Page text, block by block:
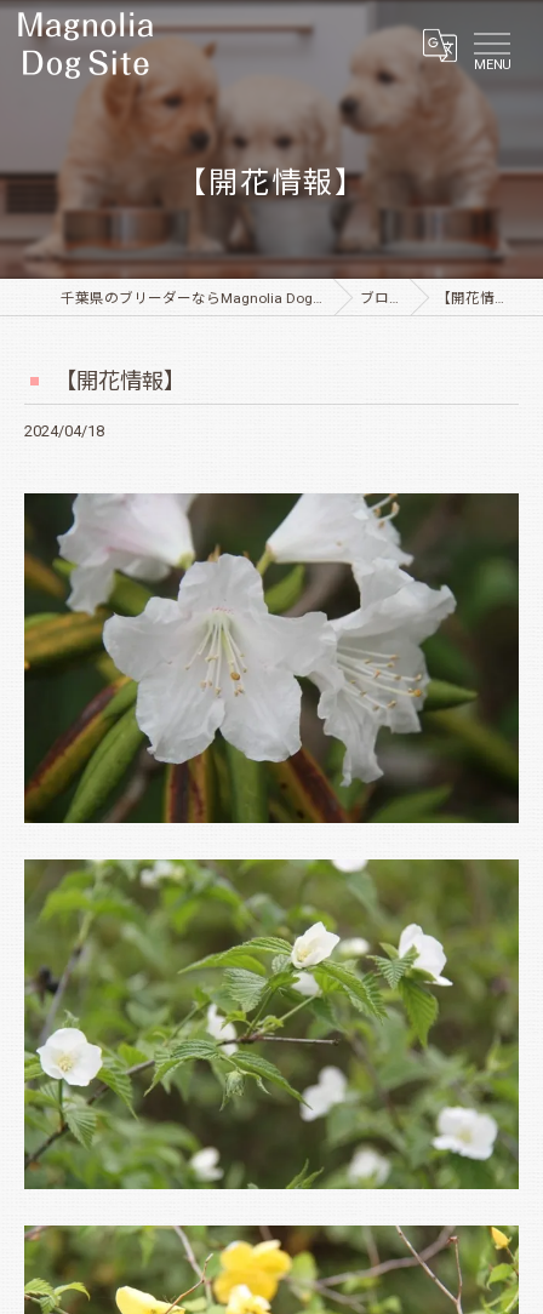
MENU
【開花情報】
千葉県のブリーダーならMagnolia Dog Site ブログ 【開花情報】
【開花情報】
2024/04/18